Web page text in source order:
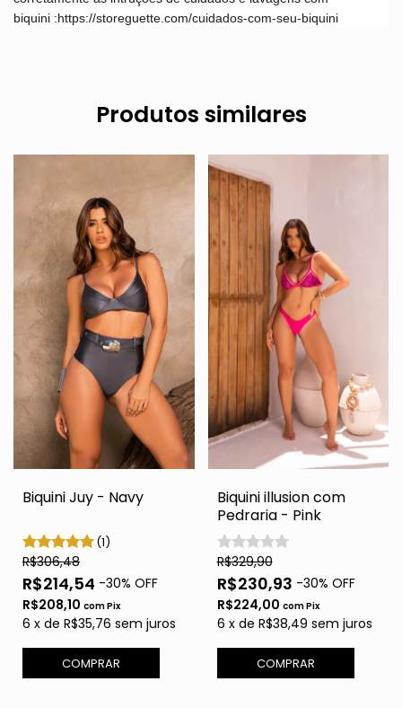
biquini :https://storeguette.com/cuidados-com-seu-biquini
Produtos similares
Biquini Juy - Navy
(1)
R$306,48
R$214,54 -30% OFF
R$208,10 comPix
6 x de R$35,76 sem juros
COMPRAR
Biquini illusion com
Pedraria - Pink
R$329,90
R$230,93 -30% OFF
R$224,00 comPix
6 x de R$38,49 sem juros
COMPRAR